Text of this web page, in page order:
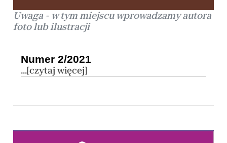
Uwaga - w tym miejscu wprowadzamy autora
foto lub ilustracji
Numer 2/2021
...[czytaj więcej]